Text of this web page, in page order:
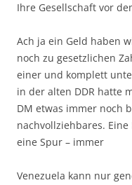
Ihre Gesellschaft vor
Ach ja ein Geld haben
noch zu gesetzlichen
einer und komplett
in der alten DDR hatte
DM etwas immer noch
nachvollziehbares.
eine Spur – immer
Venezuela kann nur